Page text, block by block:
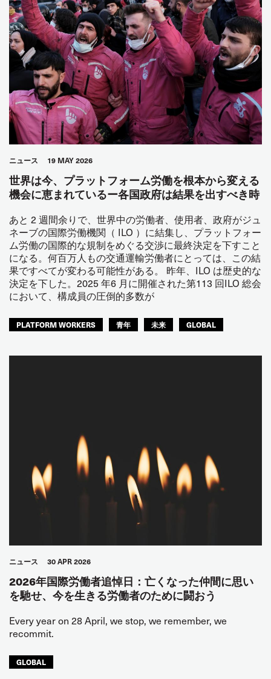
ニュース 19 MAY 2026
世界は今、プラットフォーム労働を根本から変える
機会に恵まれているー各国政府は結果を出すべき時
あと 2 週間余りで、世界中の労働者、使用者、政府がジュ
ネーブの国際労働機関（ ILO ）に結集し、プラットフォー
ム労働の国際的な規制をめぐる交渉に最終決定を下すこと
になる。何百万人もの交通運輸労働者にとっては、この結
果ですべてが変わる可能性がある。 昨年、ILO は歴史的な
決定を下した。2025 年6 月に開催された第113 回ILO 総会
において、構成員の圧倒的多数が
PLATFORM WORKERS 青年 未来 GLOBAL
ニュース 30 APR 2026
2026年国際労働者追悼日：亡くなった仲間に思い
を馳せ、今を生きる労働者のために闘おう
Every year on 28 April, we stop, we remember, we
recommit.
GLOBAL